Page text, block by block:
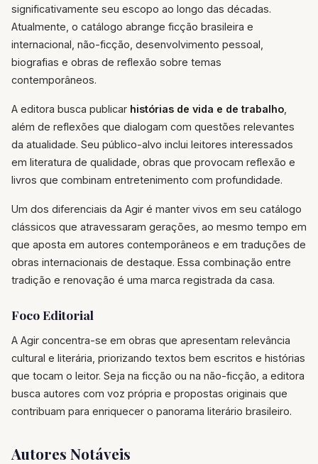
significativamente seu escopo ao longo das décadas.
Atualmente, o catálogo abrange ficção brasileira e
internacional, não-ficção, desenvolvimento pessoal,
biografias e obras de reflexão sobre temas
contemporâneos.
A editora busca publicar histórias de vida e de trabalho
além de reflexões que dialogam com questões relevantes
da atualidade. Seu público-alvo inclui leitores interessados
em literatura de qualidade, obras que provocam reflexão e
livros que combinam entretenimento com profundidade.
Um dos diferenciais da Agir é manter vivos em seu catálogo
clássicos que atravessaram gerações, ao mesmo tempo em
que aposta em autores contemporâneos e em traduções de
obras internacionais de destaque. Essa combinação entre
tradição e renovação é uma marca registrada da casa.
Foco Editorial
A Agir concentra-se em obras que apresentam relevância
cultural e literária, priorizando textos bem escritos e histórias
que tocam o leitor. Seja na ficção ou na não-ficção, a editora
busca autores com voz própria e propostas originais que
contribuam para enriquecer o panorama literário brasileiro.
Autores Notáveis